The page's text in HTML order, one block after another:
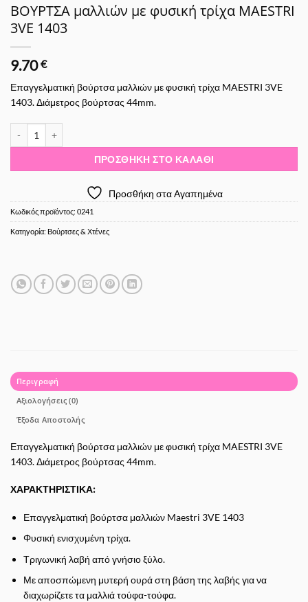
ΒΟΥΡΤΣΑ μαλλιών με φυσική τρίχα MAESTRI
3VE 1403
9.70€
Επαγγελματική βούρτσα μαλλιών με φυσική τρίχα MAESTRI 3VE
1403. Διάμετρος βούρτσας 44mm.
ΠΡΟΣΘΉΚΗ ΣΤΟ ΚΑΛΆΘΙ
Προσθήκη στα Αγαπημένα
Κωδικός προϊόντος: 0241
Κατηγορία: Βούρτσες & Χτένες
Περιγραφή
Αξιολογήσεις (0)
Έξοδα Αποστολής
Επαγγελματική βούρτσα μαλλιών με φυσική τρίχα MAESTRI 3VE
1403. Διάμετρος βούρτσας 44mm.
ΧΑΡΑΚΤΗΡΙΣΤΙΚΑ:
Επαγγελματική βούρτσα μαλλιών Maestri 3VE 1403
Φυσική ενισχυμένη τρίχα.
Τριγωνική λαβή από γνήσιο ξύλο.
Με αποσπώμενη μυτερή ουρά στη βάση της λαβής για να
διαχωρίζετε τα μαλλιά τούφα-τούφα.